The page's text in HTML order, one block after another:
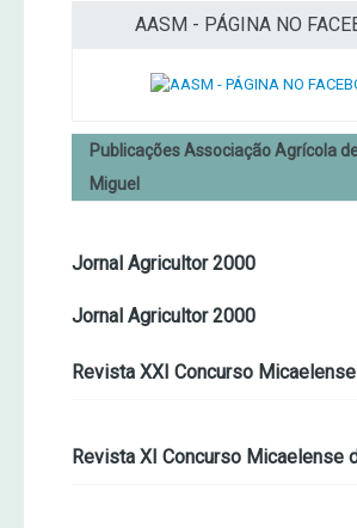
AASM - PÁGINA NO
Publicações Associação Agrícola
Miguel
Jornal Agricultor 2000
Jornal Agricultor 2000
Revista XXI Concurso Micaelense
Revista XI Concurso Micaelense